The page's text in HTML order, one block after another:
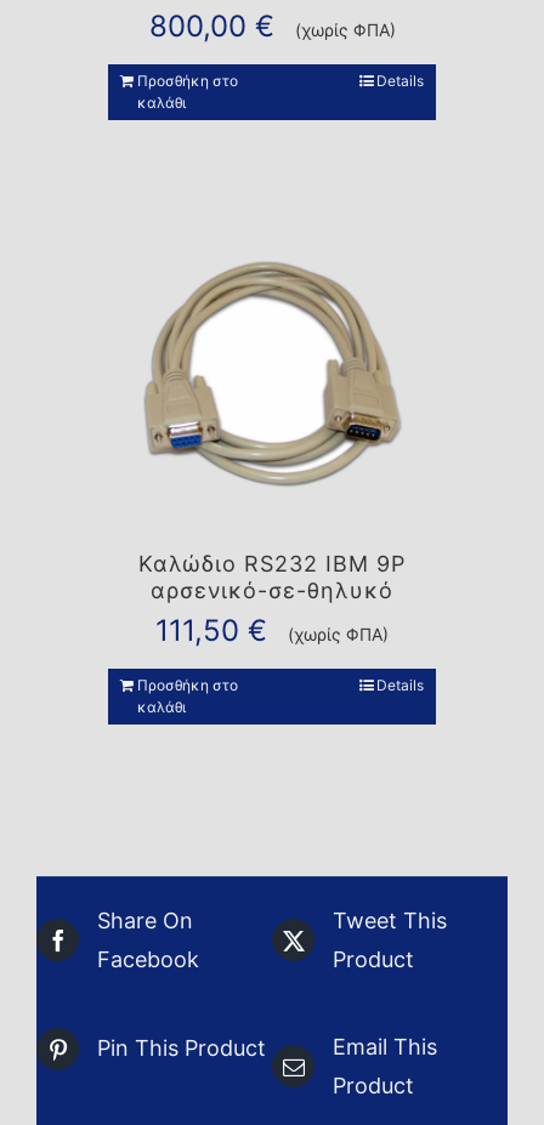
800,00 € (χωρίς ΦΠΑ)
Προσθήκη στο
καλάθι
Details
Καλώδιο RS232 IBM 9P
αρσενικό-σε-θηλυκό
111,50 € (χωρίς ΦΠΑ)
Προσθήκη στο
καλάθι
Details
Share On
Facebook
Tweet This
Product
Pin This Product
Email This
Product